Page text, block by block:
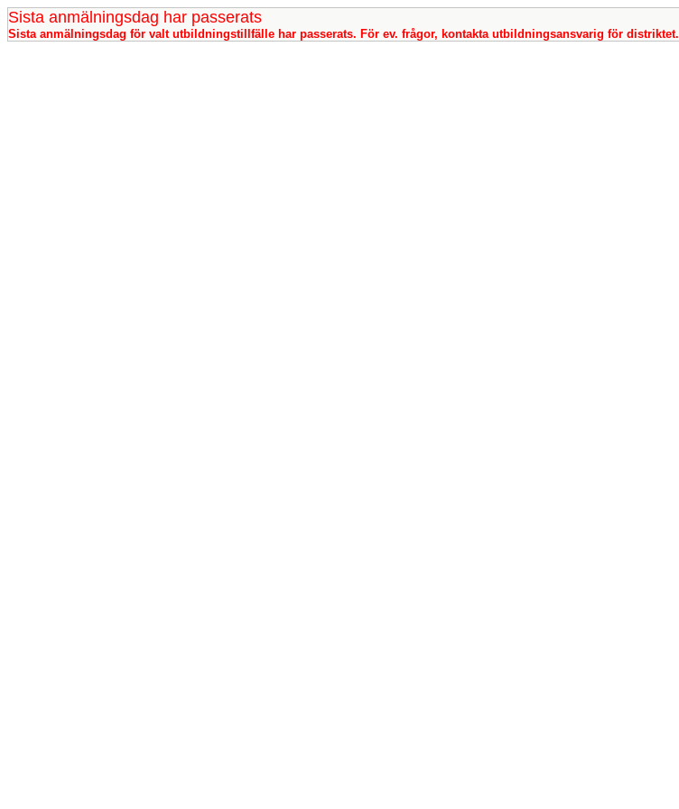
Sista anmälningsdag har passerats
Sista anmälningsdag för valt utbildningstillfälle har passerats. För ev. frågor, kontakta utbildningsansvarig för distriktet.